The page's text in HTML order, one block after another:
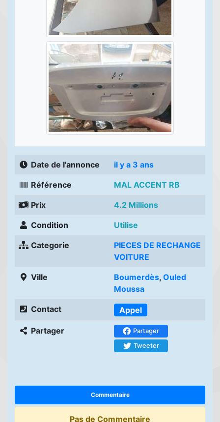
Date de l'annonce il y a 3 ans
Référence MAL ACCENT RB
Prix 4.2 Millions
Condition Utilise
Categorie
PIECES DE RECHANGE
VOITURE
Ville Boumerdès, Ouled
Moussa
Contact Appel
Partager
Partager
Tweeter
Commentaire
Pas de Commentaire